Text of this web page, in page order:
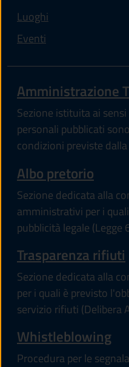
Luoghi
Eventi
Amministrazione
Sezione istituita ai
personali pubblicati
condizioni previste
Albo pretorio
Sezione dedicata alla
amministrativi per i
pubblicità legale (Legge
Trasparenza rifiuti
Sezione dedicata alla
per i quali è previsto
servizio rifiuti (Delibera
Whistleblowing
Procedura per le